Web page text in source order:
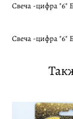
Свеча -цифра "6"
Свеча -цифра "6"